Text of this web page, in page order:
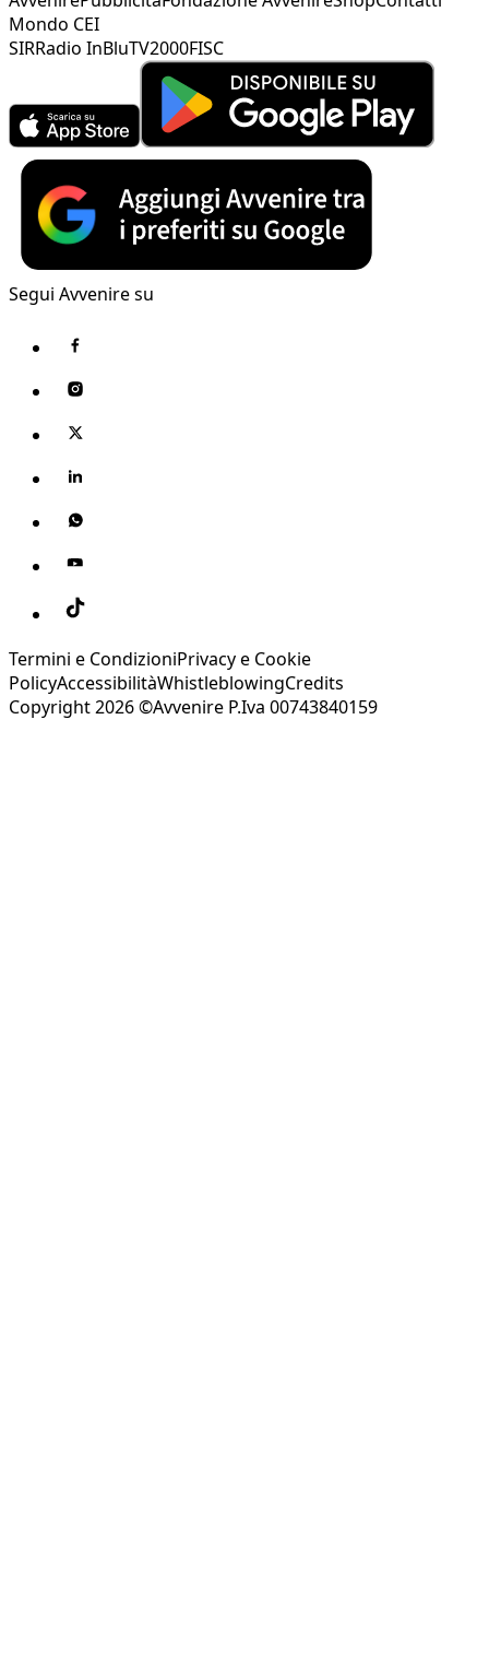
Mondo CEI
SIRRadio InBluTV2000FISC
Segui Avvenire su
Termini e CondizioniPrivacy e Cookie
PolicyAccessibilitàWhistleblowingCredits
Copyright 2026 ©Avvenire P.Iva 00743840159